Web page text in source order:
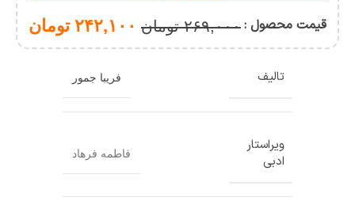
جلدی)
قیمت محصول :۲۶۹,۰۰۰ تومان ۲۴۲,۱۰۰ تومان
تالیف فریبا جمور
ویراستار
ادبی
فاطمه فرهاد